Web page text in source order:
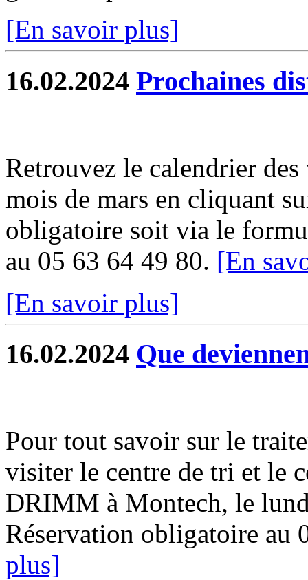
[En savoir plus]
16.02.2024 Prochaines
Retrouvez le calendrier
mois de mars en cliquant
obligatoire soit via le
au 05 63 64 49 80. [En
[En savoir plus]
16.02.2024 Que
Pour tout savoir sur le
visiter le centre de tri et le
DRIMM à Montech, le
Réservation obligatoire au
plus]